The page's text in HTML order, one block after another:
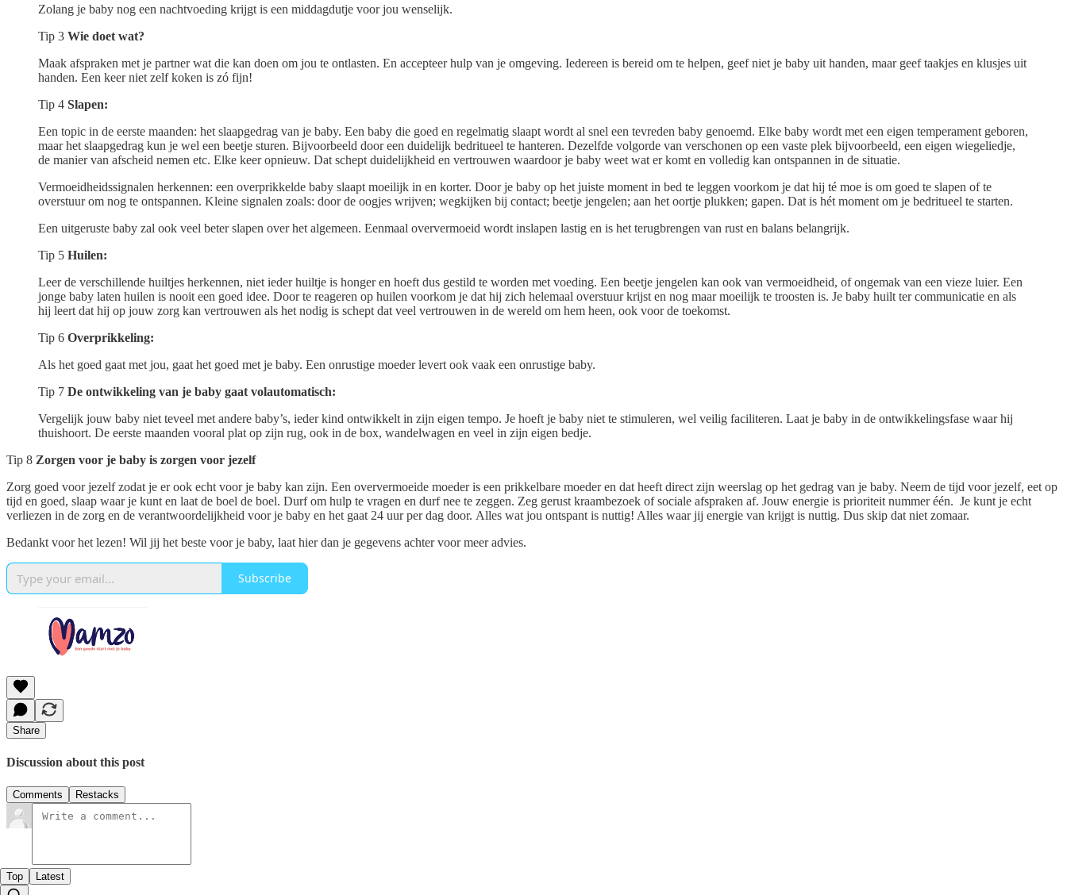
Zolang je baby nog een nachtvoeding krijgt is een middagdutje voor jou wenselijk.
Tip 3 Wie doet wat?
Maak afspraken met je partner wat die kan doen om jou te ontlasten. En accepteer hulp van je omgeving. Iedereen is bereid om te helpen, geef niet je baby uit handen, maar geef taakjes en klusjes uit
handen. Een keer niet zelf koken is zó fijn!
Tip 4 Slapen:
Een topic in de eerste maanden: het slaapgedrag van je baby. Een baby die goed en regelmatig slaapt wordt al snel een tevreden baby genoemd. Elke baby wordt met een eigen temperament geboren,
maar het slaapgedrag kun je wel een beetje sturen. Bijvoorbeeld door een duidelijk bedritueel te hanteren. Dezelfde volgorde van verschonen op een vaste plek bijvoorbeeld, een eigen wiegeliedje,
de manier van afscheid nemen etc. Elke keer opnieuw. Dat schept duidelijkheid en vertrouwen waardoor je baby weet wat er komt en volledig kan ontspannen in de situatie.
Vermoeidheidssignalen herkennen: een overprikkelde baby slaapt moeilijk in en korter. Door je baby op het juiste moment in bed te leggen voorkom je dat hij té moe is om goed te slapen of te
overstuur om nog te ontspannen. Kleine signalen zoals: door de oogjes wrijven; wegkijken bij contact; beetje jengelen; aan het oortje plukken; gapen. Dat is hét moment om je bedritueel te starten.
Een uitgeruste baby zal ook veel beter slapen over het algemeen. Eenmaal oververmoeid wordt inslapen lastig en is het terugbrengen van rust en balans belangrijk.
Tip 5 Huilen:
Leer de verschillende huiltjes herkennen, niet ieder huiltje is honger en hoeft dus gestild te worden met voeding. Een beetje jengelen kan ook van vermoeidheid, of ongemak van een vieze luier. Een
jonge baby laten huilen is nooit een goed idee. Door te reageren op huilen voorkom je dat hij zich helemaal overstuur krijst en nog maar moeilijk te troosten is. Je baby huilt ter communicatie en als
hij leert dat hij op jouw zorg kan vertrouwen als het nodig is schept dat veel vertrouwen in de wereld om hem heen, ook voor de toekomst.
Tip 6 Overprikkeling:
Als het goed gaat met jou, gaat het goed met je baby. Een onrustige moeder levert ook vaak een onrustige baby.
Tip 7 De ontwikkeling van je baby gaat volautomatisch:
Vergelijk jouw baby niet teveel met andere baby’s, ieder kind ontwikkelt in zijn eigen tempo. Je hoeft je baby niet te stimuleren, wel veilig faciliteren. Laat je baby in de ontwikkelingsfase waar hij
thuishoort. De eerste maanden vooral plat op zijn rug, ook in de box, wandelwagen en veel in zijn eigen bedje.
Tip 8 Zorgen voor je baby is zorgen voor jezelf
Zorg goed voor jezelf zodat je er ook echt voor je baby kan zijn. Een oververmoeide moeder is een prikkelbare moeder en dat heeft direct zijn weerslag op het gedrag van je baby. Neem de tijd voor jezelf, eet op
tijd en goed, slaap waar je kunt en laat de boel de boel. Durf om hulp te vragen en durf nee te zeggen. Zeg gerust kraambezoek of sociale afspraken af. Jouw energie is prioriteit nummer één. Je kunt je echt
verliezen in de zorg en de verantwoordelijkheid voor je baby en het gaat 24 uur per dag door. Alles wat jou ontspant is nuttig! Alles waar jij energie van krijgt is nuttig. Dus skip dat niet zomaar.
Bedankt voor het lezen! Wil jij het beste voor je baby, laat hier dan je gegevens achter voor meer advies.
Subscribe
Share
Discussion about this post
Comments Restacks
Top Latest